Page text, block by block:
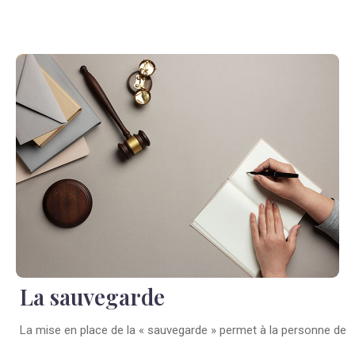
La sauvegarde
La mise en place de la « sauvegarde » permet à la personne de